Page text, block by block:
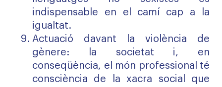
indispensable en el camí cap a la
igualtat.
Actuació davant la violència de
gènere: la societat i, en
conseqüència, el món professional té
consciència de la xacra social que